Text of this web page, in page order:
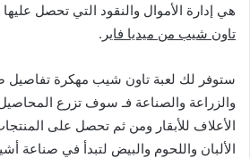
هي إدارة الأموال والنقود التي تحصل
تاون شيب من ميديا فاير .
ستوفر لك لعبة تاون شيب مهكرة تفاصيل
والزراعة والصناعة فـ سوف تزرع
الأعلاف للأبقار ومن ثم تحصل على
الألبان واللحوم والبيض لتبدأ في صناعة